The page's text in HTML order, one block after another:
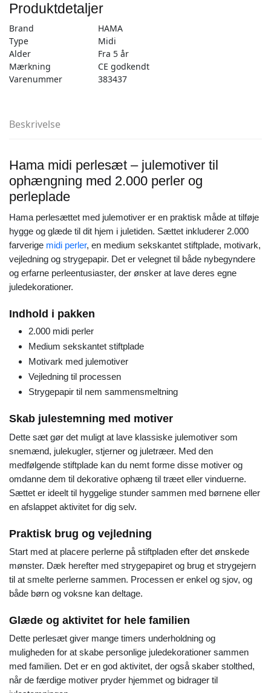
Perler
+
Perleplade
antal
Produktdetaljer
Brand
HAMA
Type
Midi
Alder
Fra 5 år
Mærkning
CE godkendt
Varenummer
383437
Beskrivelse
Hama midi perlesæt – julemotiver til
ophængning med 2.000 perler og
perleplade
Hama perlesættet med julemotiver er en praktisk måde at tilføje
hygge og glæde til dit hjem i juletiden. Sættet inkluderer 2.000
farverige midi perler, en medium sekskantet stiftplade, motivark,
vejledning og strygepapir. Det er velegnet til både nybegyndere
og erfarne perleentusiaster, der ønsker at lave deres egne
juledekorationer.
Indhold i pakken
2.000 midi perler
Medium sekskantet stiftplade
Motivark med julemotiver
Vejledning til processen
Strygepapir til nem sammensmeltning
Skab julestemning med motiver
Dette sæt gør det muligt at lave klassiske julemotiver som
snemænd, julekugler, stjerner og juletræer. Med den
medfølgende stiftplade kan du nemt forme disse motiver og
omdanne dem til dekorative ophæng til træet eller vinduerne.
Sættet er ideelt til hyggelige stunder sammen med børnene eller
en afslappet aktivitet for dig selv.
Praktisk brug og vejledning
Start med at placere perlerne på stiftpladen efter det ønskede
mønster. Dæk herefter med strygepapiret og brug et strygejern
til at smelte perlerne sammen. Processen er enkel og sjov, og
både børn og voksne kan deltage.
Glæde og aktivitet for hele familien
Dette perlesæt giver mange timers underholdning og
muligheden for at skabe personlige juledekorationer sammen
med familien. Det er en god aktivitet, der også skaber stolthed,
når de færdige motiver pryder hjemmet og bidrager til